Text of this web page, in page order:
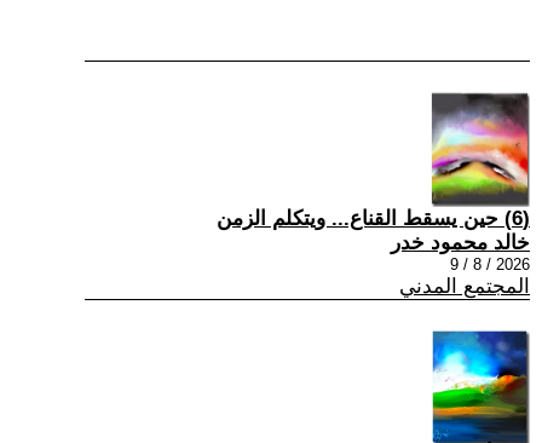
(6) حين يسقط القناع... ويتكلم الزمن
خالد محمود خدر
2026 / 8 / 9
المجتمع المدني